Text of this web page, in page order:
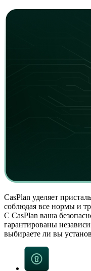
CasPlan уделяет
соблюдая все нормы и
С CasPlan ваша
гарантированы
выбираете ли вы